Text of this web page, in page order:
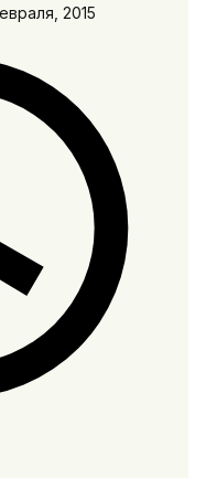
2015